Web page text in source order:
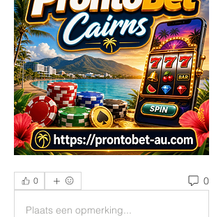
0 0
Plaats een opmerking...